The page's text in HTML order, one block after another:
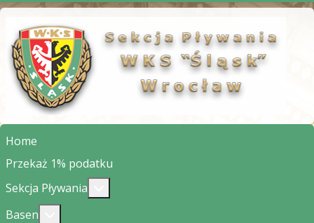
Home
Przekaż 1% podatku
Sekcja Pływania
Basen